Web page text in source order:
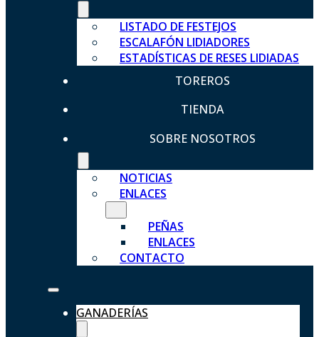
LISTADO DE FESTEJOS
ESCALAFÓN LIDIADORES
ESTADÍSTICAS DE RESES LIDIADAS
TOREROS
TIENDA
SOBRE NOSOTROS
NOTICIAS
ENLACES
PEÑAS
ENLACES
CONTACTO
GANADERÍAS